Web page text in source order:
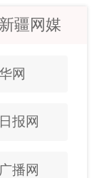
新疆网媒
网
报网
播网